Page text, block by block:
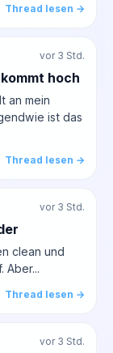
Thread lesen →
vor 3 Std.
hoch
an mein
ist das
Thread lesen →
vor 3 Std.
clean und
Aber...
Thread lesen →
vor 3 Std.